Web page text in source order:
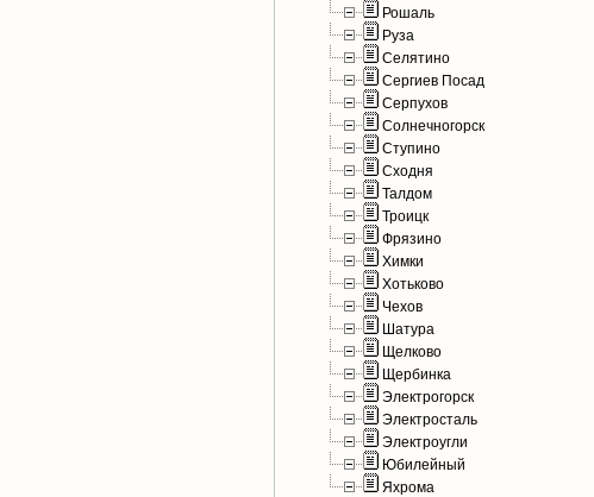
Рошаль
Руза
Селятино
Сергиев Посад
Серпухов
Солнечногорск
Ступино
Сходня
Талдом
Троицк
Фрязино
Химки
Хотьково
Чехов
Шатура
Щелково
Щербинка
Электрогорск
Электросталь
Электроугли
Юбилейный
Яхрома